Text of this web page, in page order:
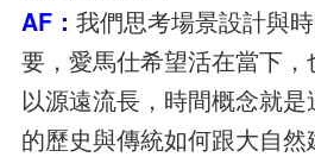
AF： 我們思考場景設計與
要，愛馬仕希望活在當下
以源遠流長，時間概念就
的歷史與傳統如何跟大自